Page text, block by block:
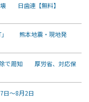
壊 日歯連【無料】
」 熊本地震・現地発
除で周知 厚労省、対応保
～8月2日